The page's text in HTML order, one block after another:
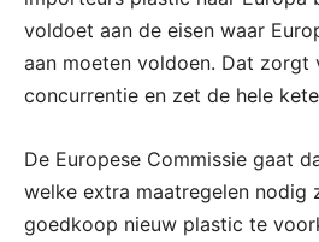
voldoet aan de eisen waar
aan moeten voldoen. Dat zorgt
concurrentie en zet de hele
De Europese Commissie gaat
welke extra maatregelen nodig
goedkoop nieuw plastic te